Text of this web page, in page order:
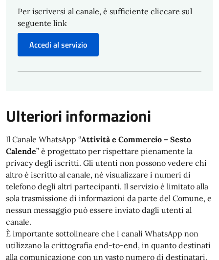
Per iscriversi al canale, è sufficiente cliccare sul
seguente link
Accedi al servizio
Ulteriori informazioni
Il Canale WhatsApp “Attività e Commercio – Sesto
Calende” è progettato per rispettare pienamente la
privacy degli iscritti. Gli utenti non possono vedere chi
altro è iscritto al canale, né visualizzare i numeri di
telefono degli altri partecipanti. Il servizio è limitato alla
sola trasmissione di informazioni da parte del Comune, e
nessun messaggio può essere inviato dagli utenti al
canale.
È importante sottolineare che i canali WhatsApp non
utilizzano la crittografia end-to-end, in quanto destinati
alla comunicazione con un vasto numero di destinatari.